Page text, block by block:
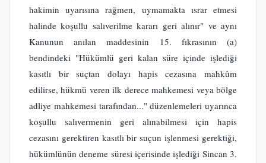
hakimin uyarısına rağmen, uymamakta ısrar etmesi
halinde koşullu salıverilme kararı geri alınır" ve aynı
Kanunun anılan maddesinin 15. fıkrasının (a)
bendindeki "Hükümlü geri kalan süre içinde işlediği
kasıtlı bir suçtan dolayı hapis cezasına mahkûm
edilirse, hükmü veren ilk derece mahkemesi veya bölge
adliye mahkemesi tarafından..." düzenlemeleri uyarınca
koşullu salıvermenin geri alınabilmesi için hapis
cezasını gerektiren kasıtlı bir suçun işlenmesi gerektiği,
hükümlünün deneme süresi içerisinde işlediği Sincan 3.